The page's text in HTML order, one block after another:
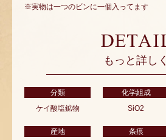
※実物は一つのビンに一個入ってます
もっと詳しく
分類
ケイ酸塩鉱物
化学組成
SiO2
産地
条痕